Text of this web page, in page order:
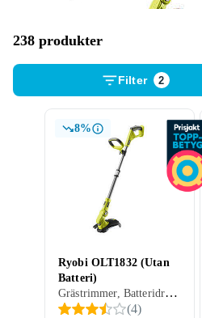
238 produkter
Filter 2
8%
Ryobi OLT1832 (Utan
Batteri)
Grästrimmer, Batteridriven
(4)